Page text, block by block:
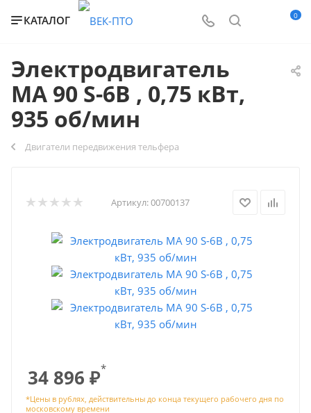
КАТАЛОГ 0
Электродвигатель
МА 90 S-6B , 0,75 кВт,
935 об/мин
Двигатели передвижения тельфера
Артикул:00700137
34 896 ₽*